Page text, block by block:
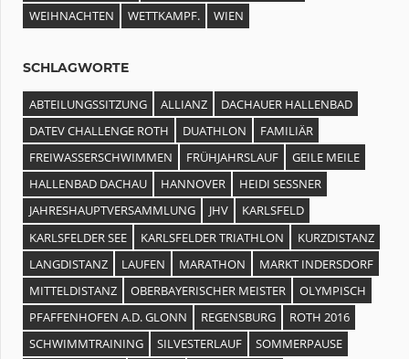
WEIHNACHTEN
WETTKAMPF. WIEN
SCHLAGWORTE
ABTEILUNGSSITZUNG ALLIANZ
DACHAUER HALLENBAD
DATEV CHALLENGE ROTH
DUATHLON
FAMILIÄR
FREIWASSERSCHWIMMEN
FRÜHJAHRSLAUF
GEILE MEILE
HALLENBAD DACHAU
HANNOVER
HEIDI SESSNER
JAHRESHAUPTVERSAMMLUNG
JHV
KARLSFELD
KARLSFELDER SEE
KARLSFELDER TRIATHLON
KURZDISTANZ
LANGDISTANZ
LAUFEN MARATHON
MARKT INDERSDORF
MITTELDISTANZ
OBERBAYERISCHER MEISTER
OLYMPISCH
PFAFFENHOFEN A.D. GLONN
REGENSBURG
ROTH 2016
SCHWIMMTRAINING
SILVESTERLAUF
SOMMERPAUSE